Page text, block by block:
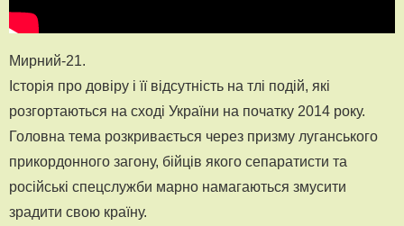
Мирний-21.
Історія про довіру і її відсутність на тлі подій, які
розгортаються на сході України на початку 2014 року.
Головна тема розкривається через призму луганського
прикордонного загону, бійців якого сепаратисти та
російські спецслужби марно намагаються змусити
зрадити свою країну.